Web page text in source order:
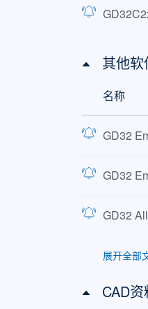
其他软
名称
GD32
GD32
GD32
展开全部
CAD资